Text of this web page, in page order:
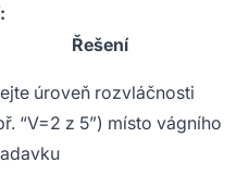
Řešení
úroveň rozvláčnosti
“V=2 z 5”) místo vágního